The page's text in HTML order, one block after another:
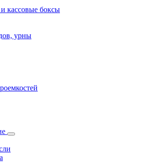
кассовые боксы
урны